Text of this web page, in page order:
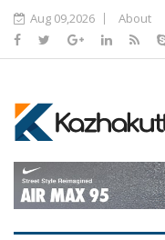
Aug 09,2026 About